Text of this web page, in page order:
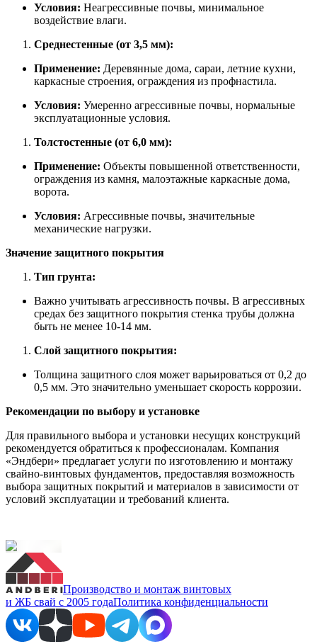
Условия: Неагрессивные почвы, минимальное
воздействие влаги.
Среднестенные (от 3,5 мм):
Применение: Деревянные дома, сараи, летние кухни,
каркасные строения, ограждения из профнастила.
Условия: Умеренно агрессивные почвы, нормальные
эксплуатационные условия.
Толстостенные (от 6,0 мм):
Применение: Объекты повышенной ответственности,
ограждения из камня, малоэтажные каркасные дома,
ворота.
Условия: Агрессивные почвы, значительные
механические нагрузки.
Значение защитного покрытия
Тип грунта:
Важно учитывать агрессивность почвы. В агрессивных
средах без защитного покрытия стенка трубы должна
быть не менее 10-14 мм.
Слой защитного покрытия:
Толщина защитного слоя может варьироваться от 0,2 до
0,5 мм. Это значительно уменьшает скорость коррозии.
Рекомендации по выбору и установке
Для правильного выбора и установки несущих конструкций
рекомендуется обратиться к профессионалам. Компания
«Эндбери» предлагает услуги по изготовлению и монтажу
свайно-винтовых фундаментов, предоставляя возможность
выбора защитных покрытий и материалов в зависимости от
условий эксплуатации и требований клиента.
Производство и монтаж винтовых
и ЖБ свай с 2005 годаПолитика конфиденциальности